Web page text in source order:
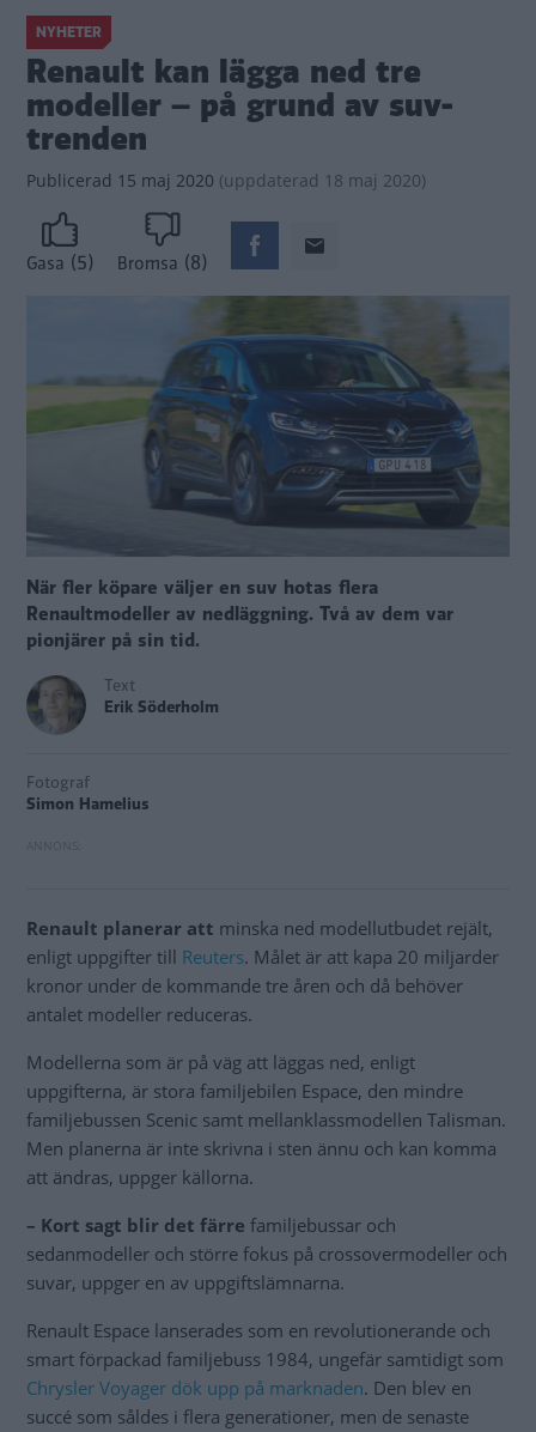
NYHETER
Renault kan lägga ned tre
modeller – på grund av suv-
trenden
Publicerad 15 maj 2020 (uppdaterad 18 maj 2020)
Gasa (5) Bromsa (8)
När fler köpare väljer en suv hotas flera
Renaultmodeller av nedläggning. Två av dem var
pionjärer på sin tid.
Text
Erik Söderholm
Fotograf
Simon Hamelius
Renault planerar att minska ned modellutbudet rejält,
enligt uppgifter till Reuters. Målet är att kapa 20 miljarder
kronor under de kommande tre åren och då behöver
antalet modeller reduceras.
Modellerna som är på väg att läggas ned, enligt
uppgifterna, är stora familjebilen Espace, den mindre
familjebussen Scenic samt mellanklassmodellen Talisman.
Men planerna är inte skrivna i sten ännu och kan komma
att ändras, uppger källorna.
– Kort sagt blir det färre familjebussar och
sedanmodeller och större fokus på crossovermodeller och
suvar, uppger en av uppgiftslämnarna.
Renault Espace lanserades som en revolutionerande och
smart förpackad familjebuss 1984, ungefär samtidigt som
Chrysler Voyager dök upp på marknaden. Den blev en
succé som såldes i flera generationer, men de senaste